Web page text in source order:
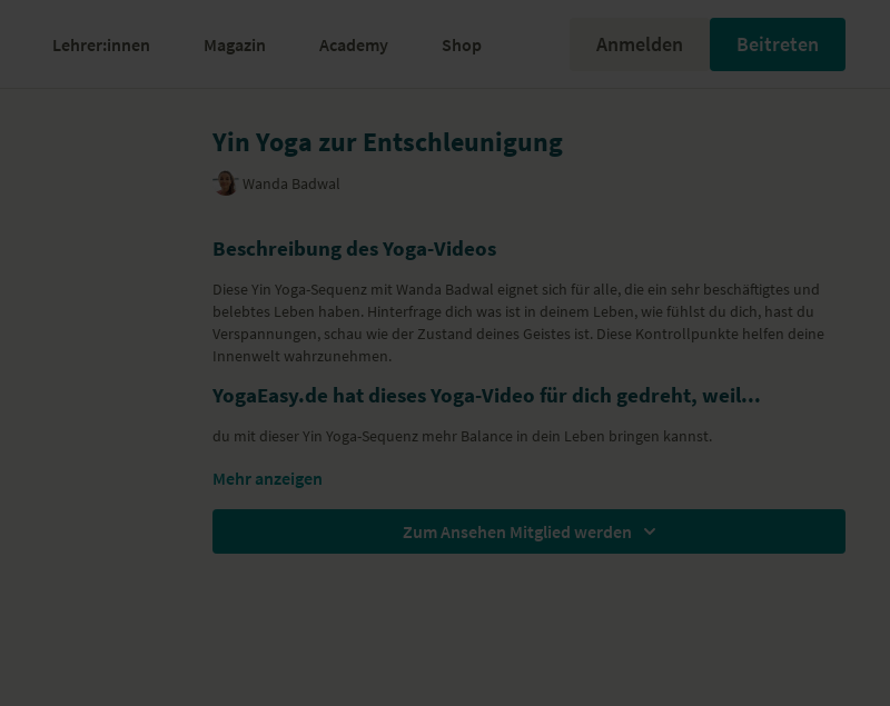
Lehrer:innen Magazin Academy Shop Anmelden Beitreten
Yin Yoga zur Entschleunigung
Wanda Badwal
Beschreibung des Yoga-Videos
Diese Yin Yoga-Sequenz mit Wanda Badwal eignet sich für alle, die ein sehr beschäftigtes und
belebtes Leben haben. Hinterfrage dich was ist in deinem Leben, wie fühlst du dich, hast du
Verspannungen, schau wie der Zustand deines Geistes ist. Diese Kontrollpunkte helfen deine
Innenwelt wahrzunehmen.
YogaEasy.de hat dieses Yoga-Video für dich gedreht, weil...
du mit dieser Yin Yoga-Sequenz mehr Balance in dein Leben bringen kannst.
Besondere Yoga-Übungen (Asanas)
Liegend ausgestreckt auf der Matte
Halbe Brücke, Wirbelsäule abrollen
Mehr anzeigen
Zum Ansehen Mitglied werden